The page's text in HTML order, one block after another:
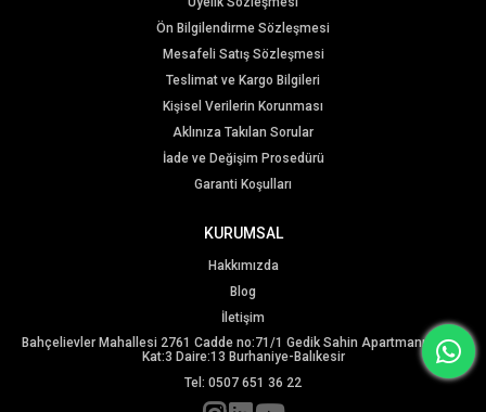
Ön Bilgilendirme Sözleşmesi
Mesafeli Satış Sözleşmesi
Teslimat ve Kargo Bilgileri
Kişisel Verilerin Korunması
Aklınıza Takılan Sorular
İade ve Değişim Prosedürü
Garanti Koşulları
KURUMSAL
Hakkımızda
Blog
İletişim
Bahçelievler Mahallesi 2761 Cadde no:71/1 Gedik Sahin Apartmanı B Blok
Kat:3 Daire:13 Burhaniye-Balıkesir
Tel: 0507 651 36 22